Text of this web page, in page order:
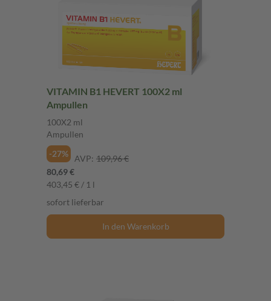
VITAMIN B1 HEVERT 100X2 ml
Ampullen
100X2 ml
Ampullen
-27%
AVP: 109,96 €
80,69 €
403,45 € / 1 l
sofort lieferbar
In den Warenkorb